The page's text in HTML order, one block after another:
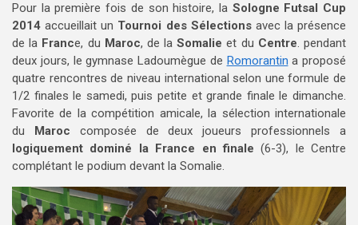
Pour la première fois de son histoire, la Sologne Futsal Cup
2014 accueillait un Tournoi des Sélectionsavec la présence
de la France, du Maroc, de laSomalie et du Centre. pendant
deux jours, le gymnase Ladoumègue de Romorantin a proposé
quatre rencontres de niveau international selon une formule de
1/2 finales le samedi, puis petite et grande finale le dimanche.
Favorite de la compétition amicale, la sélection internationale
du
Maroc composée de deux joueurs professionnels a
logiquement dominé la France en finale (6-3), le Centre
complétant le podium devant la Somalie.